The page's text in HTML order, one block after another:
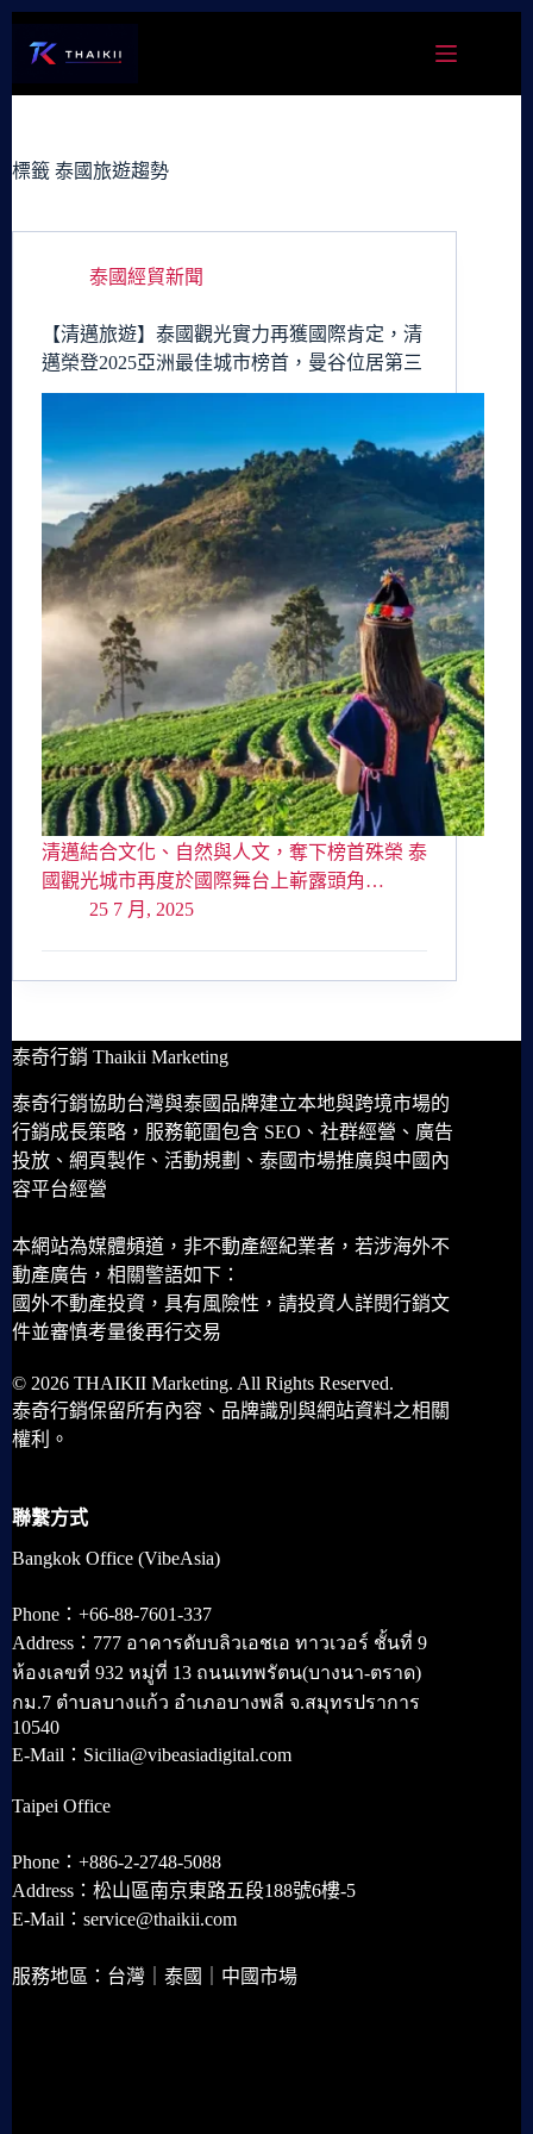
容
標籤 泰國旅遊趨勢
泰國經貿新聞
【清邁旅遊】泰國觀光實力再獲國際肯定，清
邁榮登2025亞洲最佳城市榜首，曼谷位居第三
清邁結合文化、自然與人文，奪下榜首殊榮 泰
國觀光城市再度於國際舞台上嶄露頭角…
25 7 月, 2025
泰奇行銷 Thaikii Marketing
泰奇行銷協助台灣與泰國品牌建立本地與跨境市場的
行銷成長策略，服務範圍包含 SEO、社群經營、廣告
投放、網頁製作、活動規劃、泰國市場推廣與中國內
容平台經營
本網站為媒體頻道，非不動產經紀業者，若涉海外不
動產廣告，相關警語如下：
國外不動產投資，具有風險性，請投資人詳閱行銷文
件並審慎考量後再行交易
© 2026 THAIKII Marketing. All Rights Reserved.
泰奇行銷保留所有內容、品牌識別與網站資料之相關
權利。
聯繫方式
Bangkok Office (VibeAsia)
Phone：+66-88-7601-337
Address：777 อาคารดับบลิวเอชเอ ทาวเวอร์ ชั้นที่ 9
ห้องเลขที่ 932 หมู่ที่ 13 ถนนเทพรัตน(บางนา-ตราด)
กม.7 ตำบลบางแก้ว อำเภอบางพลี จ.สมุทรปราการ
10540
E-Mail：Sicilia@vibeasiadigital.com
Taipei Office
Phone：+886-2-2748-5088
Address：松山區南京東路五段188號6樓-5
E-Mail：service@thaikii.com
服務地區：台灣｜泰國｜中國市場